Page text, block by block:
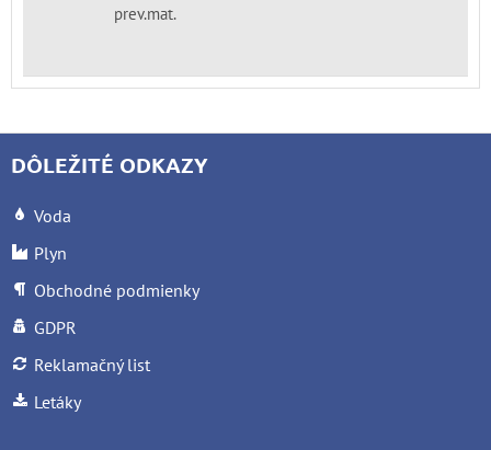
prev.mat.
DÔLEŽITÉ ODKAZY
Voda
Plyn
Obchodné podmienky
GDPR
Reklamačný list
Letáky